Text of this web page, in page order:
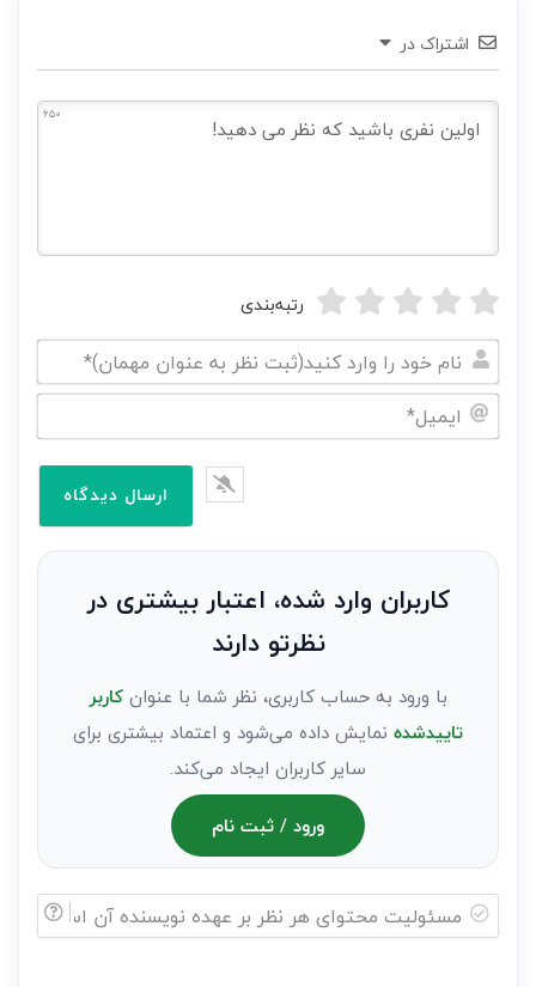
اشتراک در
650
رتبه‌بندی
نام
خود
نظر
کاربران وارد شده، اعتبار بیشتری در
نظرتو دارند
با ورود به حساب کاربری، نظر شما با عنوانکاربر
تاییدشده نمایش داده می‌شود و اعتماد بیشتری برای
سایر کاربران ایجاد می‌کند.
ورود / ثبت نام